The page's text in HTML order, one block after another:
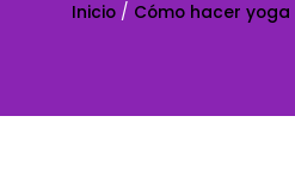
Inicio / Cómo hacer yoga